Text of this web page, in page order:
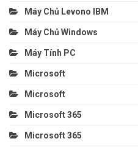
Máy Chủ Levono IBM
Máy Chủ Windows
Máy Tính PC
Microsoft
Microsoft
Microsoft 365
Microsoft 365